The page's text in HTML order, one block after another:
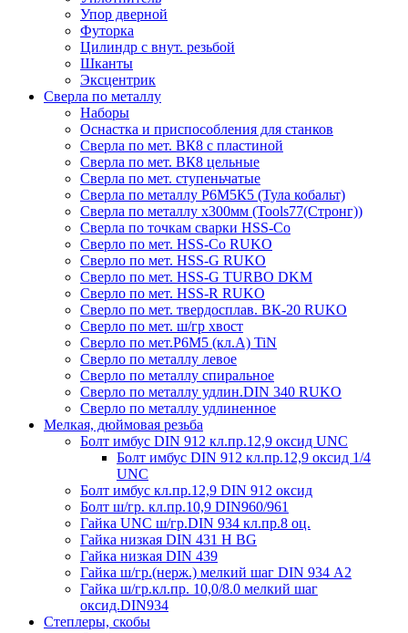
Упор дверной
Футорка
Цилиндр с внут. резьбой
Шканты
Эксцентрик
Сверла по металлу
Наборы
Оснастка и приспособления для станков
Сверла по мет. ВК8 с пластиной
Сверла по мет. ВК8 цельные
Сверла по мет. ступеньчатые
Сверла по металлу Р6М5К5 (Тула кобальт)
Сверла по металлу х300мм (Tools77(Стронг))
Сверла по точкам сварки HSS-Co
Сверло по мет. HSS-Co RUKO
Сверло по мет. HSS-G RUKO
Сверло по мет. HSS-G TURBO DKM
Сверло по мет. HSS-R RUKO
Сверло по мет. твердосплав. ВК-20 RUKO
Сверло по мет. ш/гр хвост
Сверло по мет.Р6М5 (кл.А) TiN
Сверло по металлу левое
Сверло по металлу спиральное
Сверло по металлу удлин.DIN 340 RUKO
Сверло по металлу удлиненное
Мелкая, дюймовая резьба
Болт имбус DIN 912 кл.пр.12,9 оксид UNC
Болт имбус DIN 912 кл.пр.12,9 оксид 1/4
UNC
Болт имбус кл.пр.12,9 DIN 912 оксид
Болт ш/гр. кл.пр.10,9 DIN960/961
Гайка UNC ш/гр.DIN 934 кл.пр.8 оц.
Гайка низкая DIN 431 H BG
Гайка низкая DIN 439
Гайка ш/гр.(нерж.) мелкий шаг DIN 934 А2
Гайка ш/гр.кл.пр. 10,0/8.0 мелкий шаг
оксид.DIN934
Степлеры, скобы